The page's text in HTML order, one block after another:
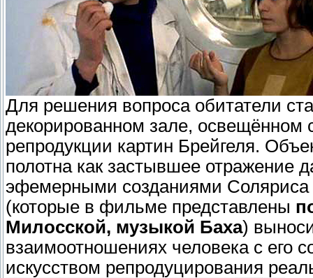
Для решения вопроса обитатели
декорированном зале, освещённом
репродукции картин Брейгеля.
полотна как застывшее
эфемерными созданиями Соляриса
(которые в фильме представлены
Милосской, музыкой Баха)
взаимоотношениях человека с его
искусством репродуцирования